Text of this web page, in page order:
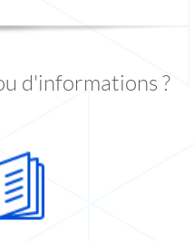
d'informations ?